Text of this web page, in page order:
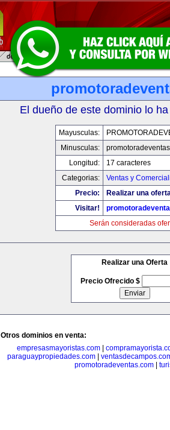
El dueño de este dominio lo
Mayusculas:
Minusculas:
Longitud:
17 caracteres
Categorias:
Ventas y
Precio:
Realizar una
Visitar!
Serán consideradas
Realizar una Oferta
Precio Ofrecido $
Otros dominios en venta:
empresasmayoristas.com|
paraguaypropiedades.com
promotoradeventas.com